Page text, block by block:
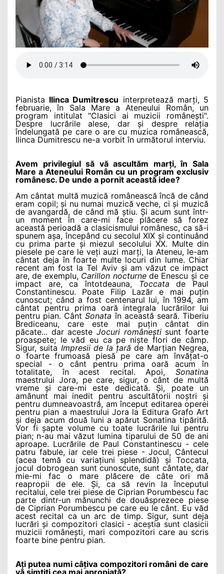
Pianista Ilinca Dumitrescu interpretează marți, 5
februarie, în Sala Mare a Ateneului Român, un
program intitulat "Clasici ai muzicii românești".
Despre lucrările alese, dar și despre relația
îndelungată pe care o are cu muzica românească,
Ilinca Dumitrescu ne-a vorbit în următorul interviu.
Avem privilegiul să vă ascultăm marți, în Sala
Mare a Ateneului Român cu un program exclusiv
românesc. De unde a pornit această idee?
Am cântat multă muzică românească încă de când
eram copil; și nu numai muzică veche, ci și muzică
de avangardă, de când mă știu. Și acum sunt într-
un moment în care-mi face plăcere să forez
această perioadă a clasicismului românesc, ca să-i
spunem așa, începând cu secolul XIX și continuând
cu prima parte și miezul secolului XX. Multe din
piesele pe care le veți auzi marți, la Ateneu, le-am
cântat deja în foarte multe locuri din lume. Chiar
recent am fost la Tel Aviv și am văzut ce impact
are, de exemplu, Carillon nocturnede Enescu și ce
impact are, ca întotdeauna, Toccata de Paul
Constantinescu. Poate Filip Lazăr e mai puțin
cunoscut; când a fost centenarul lui, în 1994, am
cântat pentru prima oară integrala lucrărilor lui
pentru pian. CântSonata în această seară. Tiberiu
Brediceanu, care este mai puțin cântat din
păcate... dar aceste Jocuri româneștisunt foarte
proaspete; le văd eu ca pe niște flori de câmp.
Sigur, suita Impresii de la țară de Marțian Negrea,
o foarte frumoasă piesă pe care am învățat-o
special - o cânt pentru prima oară acum în
totalitate, în acest recital. Apoi, Sonatina
maestrului Jora, pe care, sigur, o cânt de multă
vreme și care-mi este dedicată. Și, poate un
amănunt mai inedit pentru ascultătorii noștri și
pentru dumneavoastră, am început editarea operei
pentru pian a maestrului Jora la Editura Grafo Art
și deja acum două luni a apărut Sonatina tipărită.
Vor fi șapte volume cu toate lucrările lui pentru
pian; n-au mai văzut lumina tiparului de 50 de ani
aproape. Lucrările de Paul Constantinescu - cele
patru fabule, iar cele trei piese - Jocul, Cântecul
(acea temă cu variațiuni splendidă) și Toccata,
jocul dobrogean sunt cunoscute, sunt cântate, dar
mie-mi fac o mare plăcere de câte ori mă
reapropii de ele. Și, ca să revin la începutul
recitalui, cele trei piese de Ciprian Porumbescu fac
parte dintr-un mănunchi de douăsprezece piese
de Ciprian Porumbescu pe care eu le cânt. Eu văd
acest recital ca un arc de timp. Sigur, sunt deja
lucrări și compozitori clasici - aceștia sunt clasicii
muzicii românești, mari compozitori care au scris
foarte bine pentru pian.
Ați putea numi câțiva compozitori români de care
vă simțiți cea mai apropiată?